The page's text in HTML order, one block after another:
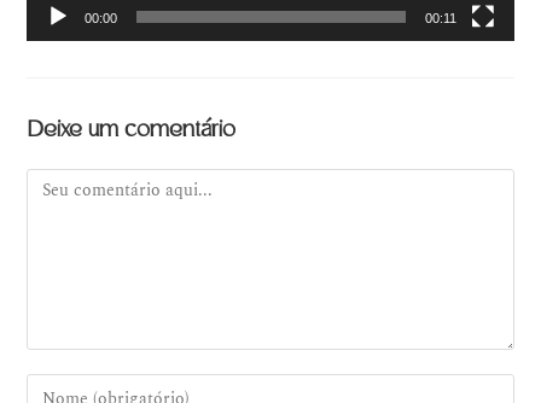
00:00 00:11
Deixe um comentário